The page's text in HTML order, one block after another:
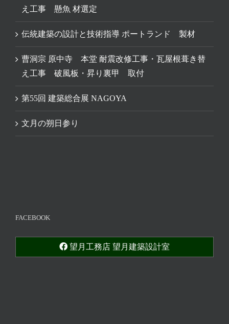
え工事 懸魚 材選定
伝統建築の設計と技術指導 ポートランド 製材
曹洞宗 原中寺 本堂 耐震改修工事・瓦屋根葺き替
え工事 破風板・昇り裏甲 取付
第55回 建築総合展 NAGOYA
文月の朔日参り
FACEBOOK
望月工務店 望月建築設計室